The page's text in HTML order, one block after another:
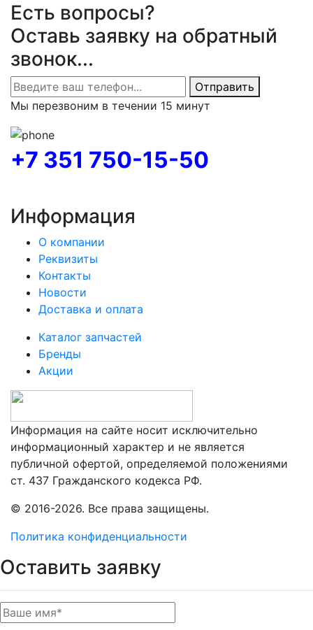
Информация на сайте носит исключительно
информационный характер и не является
публичной офертой, определяемой положениями
ст. 437 Гражданского кодекса РФ.
Есть вопросы?
Оставь заявку на обратный
звонок...
Отправить
Мы перезвоним в течении 15 минут
+7 351 750-15-50
Информация
О компании
Реквизиты
Контакты
Новости
Доставка и оплата
Каталог запчастей
Бренды
Акции
© 2016-2026. Все права защищены.
Политика конфиденциальности
Оставить заявку